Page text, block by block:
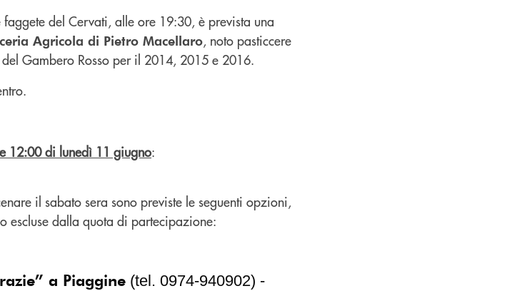
del Cervati, alle ore 19:30, è prevista una
Agricola di Pietro Macellaro, noto pasticcere
Gambero Rosso per il 2014, 2015 e 2016.
12:00 di lunedì 11 giugno:
il sabato sera sono previste le seguenti opzioni,
escluse dalla quota di partecipazione:
a Piaggine(tel. 0974-940902) -